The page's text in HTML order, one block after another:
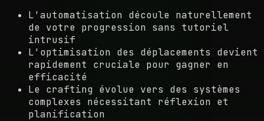
L'automatisation découle naturellement
de votre progression sans tutoriel
intrusif
L'optimisation des déplacements devient
rapidement cruciale pour gagner en
efficacité
Le crafting évolue vers des systèmes
complexes nécessitant réflexion et
planification